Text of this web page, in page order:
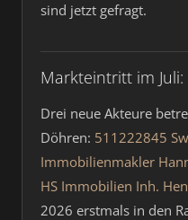
sind jetzt gefragt.
Markteintritt im
Drei neue Akteure
Döhren: 511222845
Immobilienmakler
HS Immobilien Inh.
2026 erstmals in den